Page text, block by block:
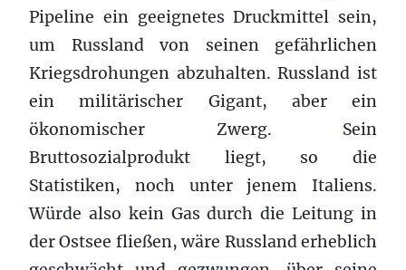
Pipeline ein geeignetes Druckmittel sein,
um Russland von seinen gefährlichen
Kriegsdrohungen abzuhalten. Russland ist
ein militärischer Gigant, aber ein
ökonomischer Zwerg. Sein
Bruttosozialprodukt liegt, so die
Statistiken, noch unter jenem Italiens.
Würde also kein Gas durch die Leitung in
der Ostsee fließen, wäre Russland erheblich